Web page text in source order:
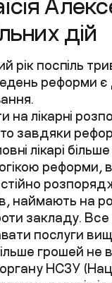
дій
рік поспіль
реформи є
на лікарні
завдяки
лікарі
реформи,
наймають на
закладу.
послуги
грошей не
НСЗУ